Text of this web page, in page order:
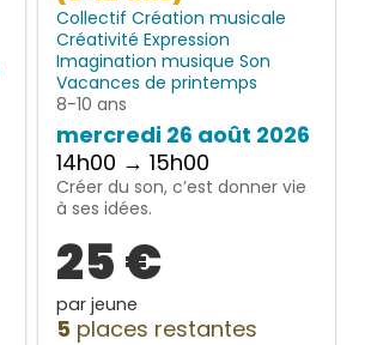
Collectif Création musicale
Créativité Expression
Imagination musique Son
Vacances de printemps
8-10 ans
mercredi 26 août 2026
14h00 → 15h00
Créer du son, c’est donner vie
à ses idées.
25 €
par jeune
5 places restantes